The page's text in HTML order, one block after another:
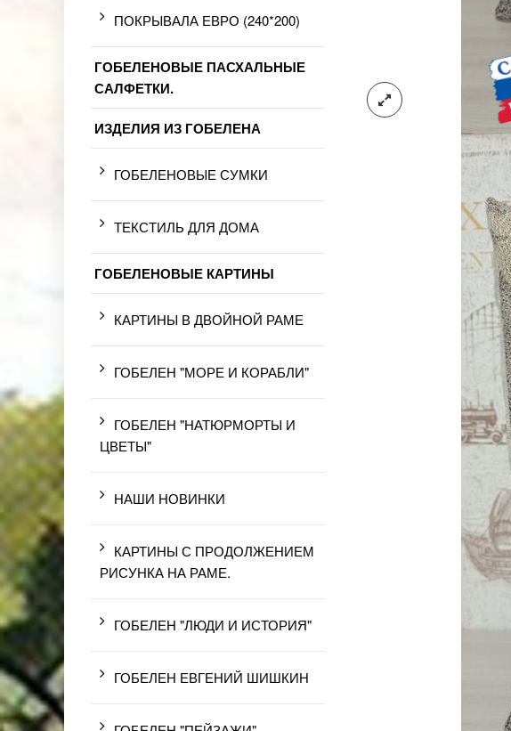
ПОКРЫВАЛА ЕВРО (240*200)
ГОБЕЛЕНОВЫЕ ПАСХАЛЬНЫЕ
САЛФЕТКИ.
ИЗДЕЛИЯ ИЗ ГОБЕЛЕНА
ГОБЕЛЕНОВЫЕ СУМКИ
ТЕКСТИЛЬ ДЛЯ ДОМА
ГОБЕЛЕНОВЫЕ КАРТИНЫ
КАРТИНЫ В ДВОЙНОЙ РАМЕ
ГОБЕЛЕН "МОРЕ И КОРАБЛИ"
ГОБЕЛЕН "НАТЮРМОРТЫ И
ЦВЕТЫ"
НАШИ НОВИНКИ
КАРТИНЫ С ПРОДОЛЖЕНИЕМ
РИСУНКА НА РАМЕ.
ГОБЕЛЕН "ЛЮДИ И ИСТОРИЯ"
ГОБЕЛЕН ЕВГЕНИЙ ШИШКИН